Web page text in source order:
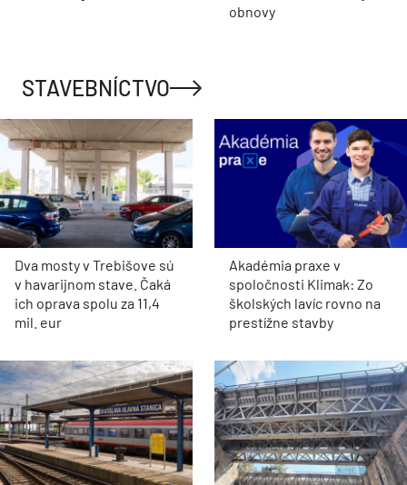
obnovy
STAVEBNÍCTVO
Dva mosty v Trebišove sú
v havarijnom stave. Čaká
ich oprava spolu za 11,4
mil. eur
Akadémia praxe v
spoločnosti Klimak: Zo
školských lavíc rovno na
prestížne stavby